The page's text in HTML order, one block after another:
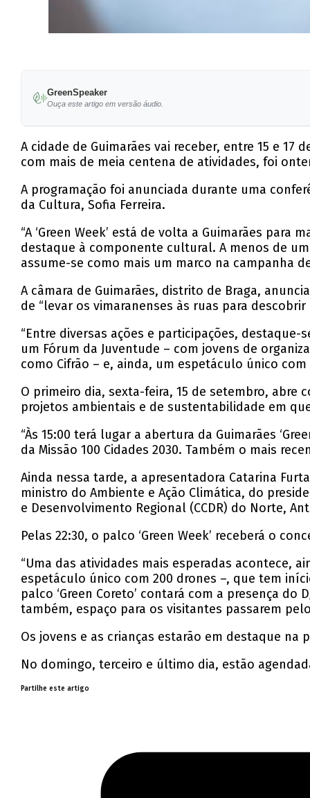
GreenSpeaker
Ouça este artigo em versão áudio.
A cidade de Guimarães vai receber, entre 15 e 17
com mais de meia centena de atividades, foi
A programação foi anunciada durante uma
da Cultura, Sofia Ferreira.
“A ‘Green Week’ está de volta a Guimarães
destaque à componente cultural. A menos de
assume-se como mais um marco na campanha
A câmara de Guimarães, distrito de Braga,
de “levar os vimaranenses às ruas para
“Entre diversas ações e participações,
um Fórum da Juventude – com jovens de
como Cifrão – e, ainda, um espetáculo único
O primeiro dia, sexta-feira, 15 de setembro, abre
projetos ambientais e de sustentabilidade em
“Às 15:00 terá lugar a abertura da Guimarães
da Missão 100 Cidades 2030. Também o mais
Ainda nessa tarde, a apresentadora Catarina
ministro do Ambiente e Ação Climática, do
e Desenvolvimento Regional (CCDR) do Norte,
Pelas 22:30, o palco ‘Green Week’ receberá o
“Uma das atividades mais esperadas acontece,
espetáculo único com 200 drones –, que tem
palco ‘Green Coreto’ contará com a presença
também, espaço para os visitantes passarem
Os jovens e as crianças estarão em destaque
No domingo, terceiro e último dia, estão
Partilhe este artigo